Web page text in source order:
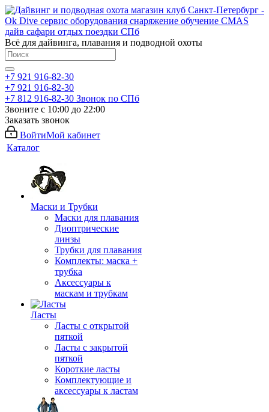
Всё для дайвинга, плавания и подводной охоты
+7 921 916-82-30
+7 921 916-82-30
+7 812 916-82-30 Звонок по СПб
Звоните с 10:00 до 22:00
Заказать звонок
ВойтиМой кабинет
Каталог
Маски и Трубки
Маски для плавания
Диоптрические
линзы
Трубки для плавания
Комплекты: маска +
трубка
Аксессуары к
маскам и трубкам
Ласты
Ласты с открытой
пяткой
Ласты с закрытой
пяткой
Короткие ласты
Комплектующие и
аксессуары к ластам